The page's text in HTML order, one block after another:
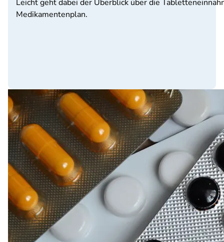
Leicht geht dabei der Überblick über die
Medikamentenplan.